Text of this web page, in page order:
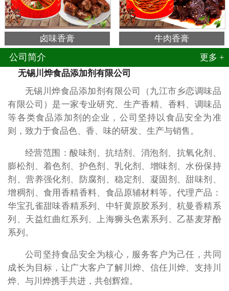
卤味香膏 牛肉香膏
公司简介
更多 +
无锡川烨食品添加剂有限公司
无锡川烨食品添加剂有限公司（九江市乡恋调味品
有限公司）是一家专业研究、生产香精、香料、调味品
等各类食品添加剂的企业，公司坚持以食品安全为准
则，致力于食品色、香、味的研发、生产与销售。
经营范围：酸味剂、抗结剂、消泡剂、抗氧化剂、
膨松剂、着色剂、护色剂、乳化剂、增味剂、水份保持
剂、营养强化剂、防腐剂、稳定剂、凝固剂、甜味剂、
增稠剂、食用香精香料、食品原辅材料等。代理产品：
华宝孔雀甜味香精系列、中轩黄原胶系列、杭曼香精系
列、天益红曲红系列、上海狮头色素系列、乙基麦芽酚
系列。
公司坚持食品安全为核心，服务客户为己任，共同
成长为目标，让广大客户了解川烨、信任川烨、支持川
烨、与川烨携手共进，共创辉煌。